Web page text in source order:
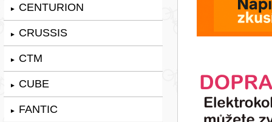
► CENTURION
► CRUSSIS
► CTM
► CUBE
► FANTIC